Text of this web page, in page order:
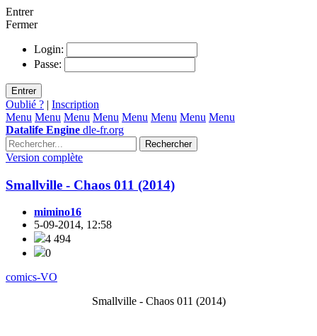
Entrer
Fermer
Login:
Passe:
Entrer
Oublié ? | Inscription
Menu Menu Menu Menu Menu Menu Menu Menu
Datalife Engine dle-fr.org
Rechercher
Version complète
Smallville - Chaos 011 (2014)
mimino16
5-09-2014, 12:58
4 494
0
comics-VO
Smallville - Chaos 011 (2014)